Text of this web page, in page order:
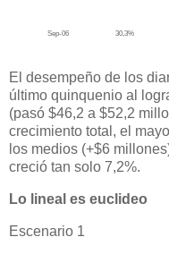
Sep-06 30,3%
El desempeño de los
último quinquenio al
(pasó $46,2 a $52,2
crecimiento total, el
los medios (+$6
creció tan solo 7,2%.
Lo lineal es euclideo
Escenario 1